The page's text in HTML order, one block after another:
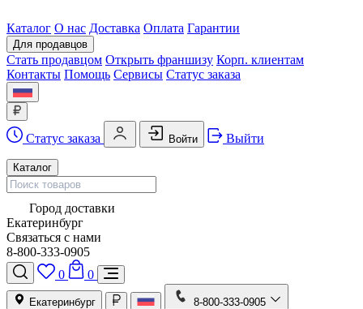
Каталог О нас Доставка Оплата Гарантии
Для продавцов
Стать продавцом Открыть франшизу Корп. клиентам
Контакты Помощь Сервисы Статус заказа
Статус заказа Войти Выйти
Каталог
Город доставки
Екатеринбург
Связаться с нами
8-800-333-0905
0
0
Екатеринбург 8-800-333-0905